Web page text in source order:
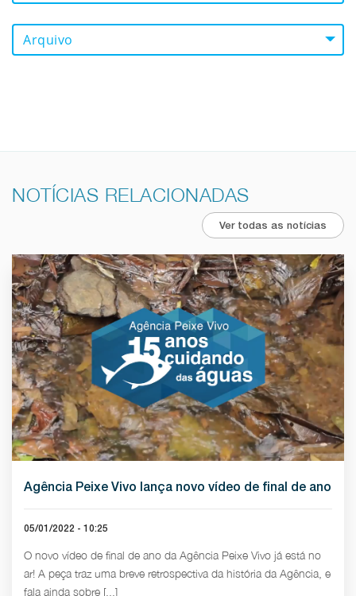
Arquivo
NOTÍCIAS RELACIONADAS
Ver todas as notícias
Agência Peixe Vivo lança novo vídeo de final de ano
05/01/2022 - 10:25
O novo vídeo de final de ano da Agência Peixe Vivo já está no
ar! A peça traz uma breve retrospectiva da história da Agência, e
fala ainda sobre [...]